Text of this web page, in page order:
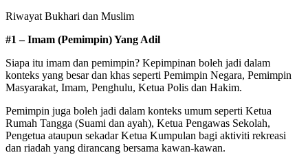
Riwayat Bukhari dan Muslim
#1 – Imam (Pemimpin) Yang Adil
Siapa itu imam dan pemimpin? Kepimpinan boleh jadi dalam
konteks yang besar dan khas seperti Pemimpin Negara, Pemimpin
Masyarakat, Imam, Penghulu, Ketua Polis dan Hakim.
Pemimpin juga boleh jadi dalam konteks umum seperti Ketua
Rumah Tangga (Suami dan ayah), Ketua Pengawas Sekolah,
Pengetua ataupun sekadar Ketua Kumpulan bagi aktiviti rekreasi
dan riadah yang dirancang bersama kawan-kawan.